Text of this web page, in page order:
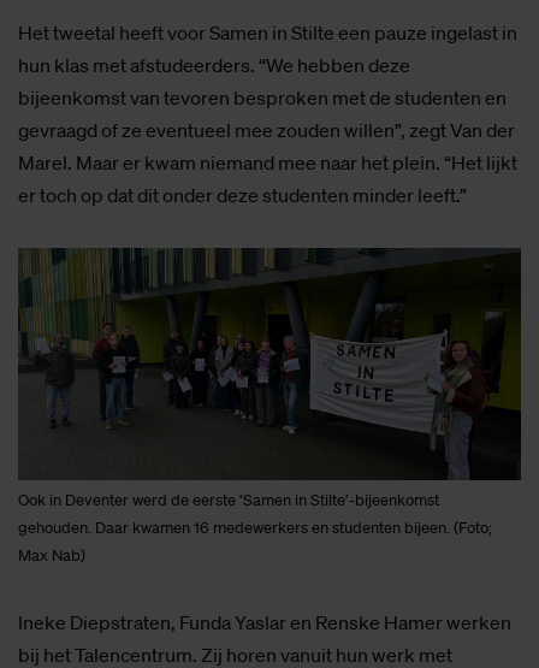
Het tweetal heeft voor Samen in Stilte een pauze ingelast in
hun klas met afstudeerders. “We hebben deze
bijeenkomst van tevoren besproken met de studenten en
gevraagd of ze eventueel mee zouden willen”, zegt Van der
Marel. Maar er kwam niemand mee naar het plein. “Het lijkt
er toch op dat dit onder deze studenten minder leeft.”
Ook in Deventer werd de eerste ‘Samen in Stilte’-bijeenkomst
gehouden. Daar kwamen 16 medewerkers en studenten bijeen. (Foto;
Max Nab)
Ineke Diepstraten, Funda Yaslar en Renske Hamer werken
bij het Talencentrum. Zij horen vanuit hun werk met